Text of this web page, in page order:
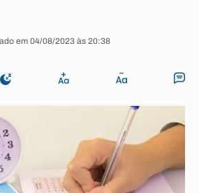
em 04/08/2023 às 20:38